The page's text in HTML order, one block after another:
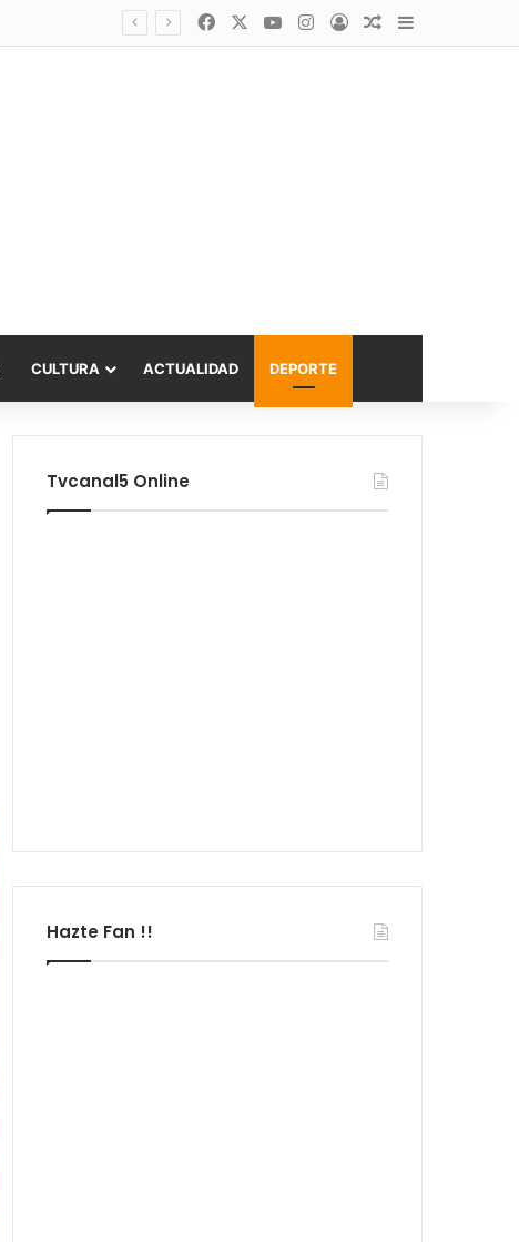
FacebookYouTubeInstagram
AccesoPublicación al
Barra lateral
CULTURA ACTUALIDAD DEPORTE
Tvcanal5 Online
Hazte Fan !!